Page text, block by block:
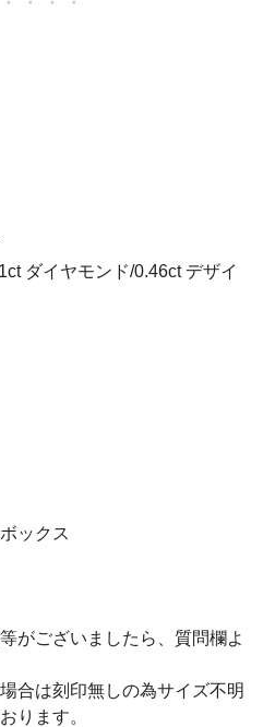
ダイヤモンド/0.46ct デザイ
ックス
がございましたら、質問欄よ
合は刻印無しの為サイズ不明
ります。